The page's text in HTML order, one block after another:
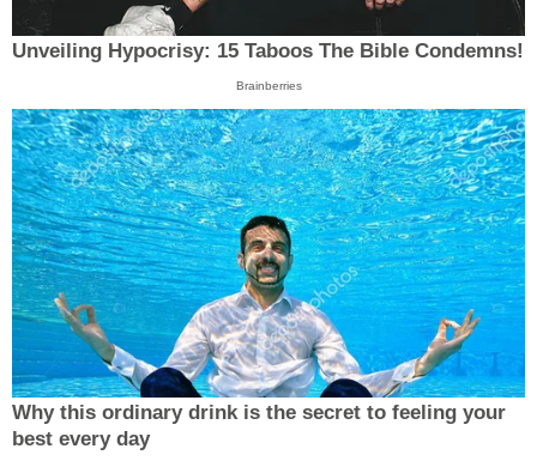
Unveiling Hypocrisy: 15 Taboos The Bible Condemns!
Brainberries
Why this ordinary drink is the secret to feeling your
best every day